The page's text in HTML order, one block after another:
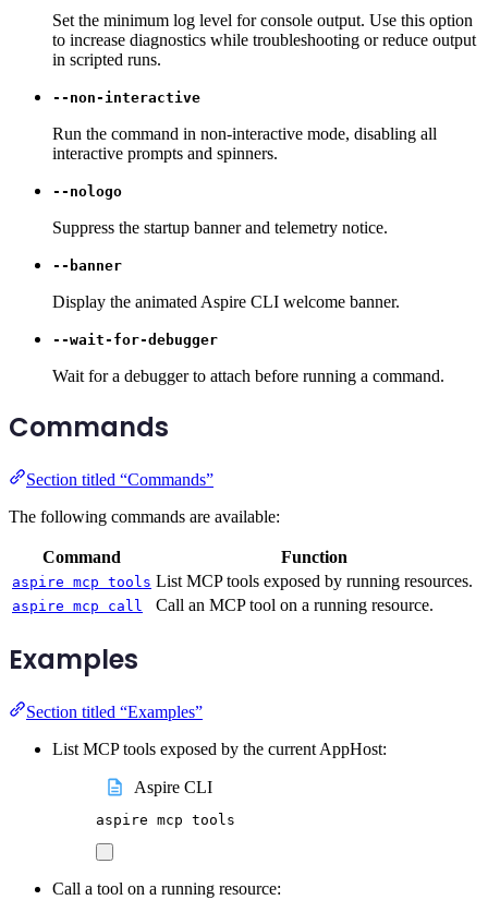
Set the minimum log level for console output. Use this option
to increase diagnostics while troubleshooting or reduce output
in scripted runs.
--non-interactive
Run the command in non-interactive mode, disabling all
interactive prompts and spinners.
--nologo
Suppress the startup banner and telemetry notice.
--banner
Display the animated Aspire CLI welcome banner.
--wait-for-debugger
Wait for a debugger to attach before running a command.
Commands
Section titled “Commands”
The following commands are available:
Command Function
aspire mcp tools List MCP tools exposed by running resources.
aspire mcp call Call an MCP tool on a running resource.
Examples
Section titled “Examples”
List MCP tools exposed by the current AppHost:
Aspire CLI
aspire mcp tools
Call a tool on a running resource: